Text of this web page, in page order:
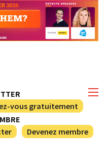
vous gratuitement
Devenez membre